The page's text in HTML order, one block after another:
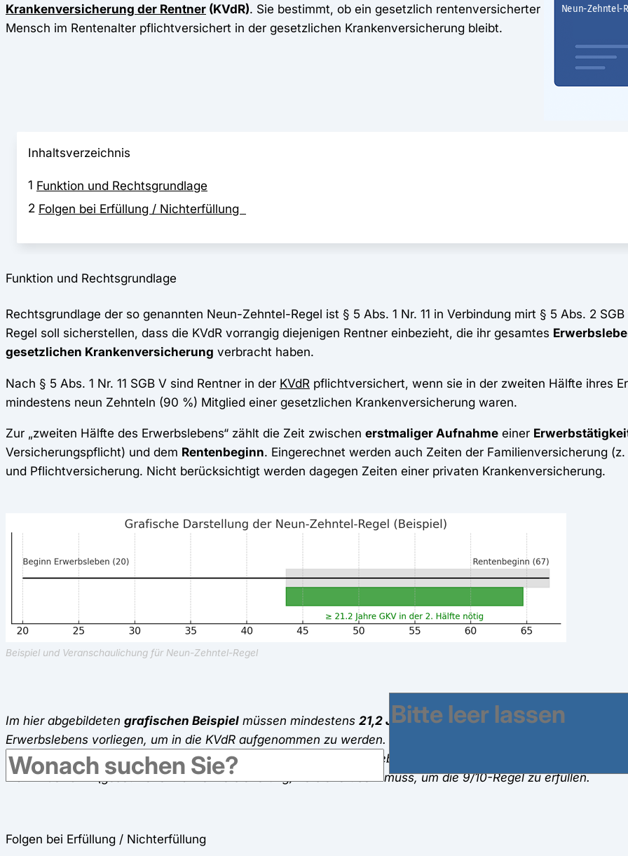
Krankenversicherung der Rentner (KVdR). Sie bestimmt, ob ein gesetzlich rentenversicherter
Mensch im Rentenalter pflichtversichert in der gesetzlichen Krankenversicherung bleibt.
Inhaltsverzeichnis
1 Funktion und Rechtsgrundlage
2 Folgen bei Erfüllung / Nichterfüllung
Funktion und Rechtsgrundlage
Rechtsgrundlage der so genannten Neun-Zehntel-Regel ist § 5 Abs. 1 Nr. 11 in Verbindung mirt § 5 Abs. 2
Regel soll sicherstellen, dass die KVdR vorrangig diejenigen Rentner einbezieht, die ihr gesamtes
gesetzlichen Krankenversicherung verbracht haben.
Nach § 5 Abs. 1 Nr. 11 SGB V sind Rentner in der KVdR pflichtversichert, wenn sie in der zweiten Hälfte ihres
mindestens neun Zehnteln (90 %) Mitglied einer gesetzlichen Krankenversicherung waren.
Zur „zweiten Hälfte des Erwerbslebens“ zählt die Zeit zwischen erstmaliger Aufnahme einer
Versicherungspflicht) und dem Rentenbeginn. Eingerechnet werden auch Zeiten der Familienversicherung
und Pflichtversicherung. Nicht berücksichtigt werden dagegen Zeiten einer privaten Krankenversicherung.
Beispiel und Veranschaulichung für Neun-Zehntel-Regel
Im hier abgebildeten grafischen Beispiel müssen mindestens 21,2 JahreMitgliedschaft in der GKV in der
Erwerbslebens vorliegen, um in die KVdR aufgenommen zu werden.
Die gesamte Linie zeigt
bis 67 Jahre). Der graue Bereich ist die zweite Hälfte des Erwerbslebens. Der grüne Abschnitt markiert den
man in der GKV (gesetzliche Krankenversicherung) versichert sein muss, um die 9/10-Regel zu erfüllen.
Folgen bei Erfüllung / Nichterfüllung